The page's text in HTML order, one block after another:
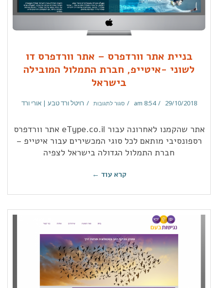
בניית אתר וורדפרס – אתר וורדפרס דו
לשוני -איטייפ, חברת התמלול המובילה
בישראל
29/10/2018
8:54 am סגור לתגובות רויטל ורד טבע | אורי ורד
אתר שהקמנו לאחרונה עבור eType.co.il אתר וורדפרס
רספונסיבי מותאם לכל סוגי המכשירים עבור איטייפ –
חברת התמלול הגדולה בישראל לצפיה
קרא עוד ←